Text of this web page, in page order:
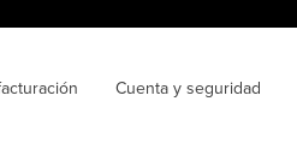
Cuenta y seguridad